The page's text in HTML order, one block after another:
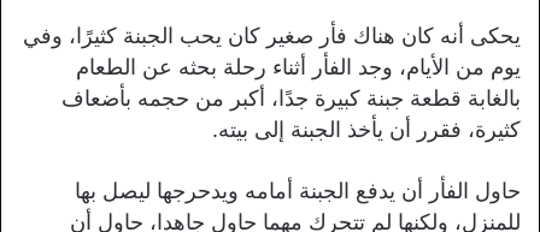
يحكى أنه كان هناك فأر صغير كان يحب الجبنة كثيرًا، وفي
يوم من الأيام، وجد الفأر أثناء رحلة بحثه عن الطعام
بالغابة قطعة جبنة كبيرة جدًا، أكبر من حجمه بأضعاف
كثيرة، فقرر أن يأخذ الجبنة إلى بيته.
حاول الفأر أن يدفع الجبنة أمامه ويدحرجها ليصل بها
للمنزل، ولكنها لم تتحرك مهما حاول جاهدا، حاول أن